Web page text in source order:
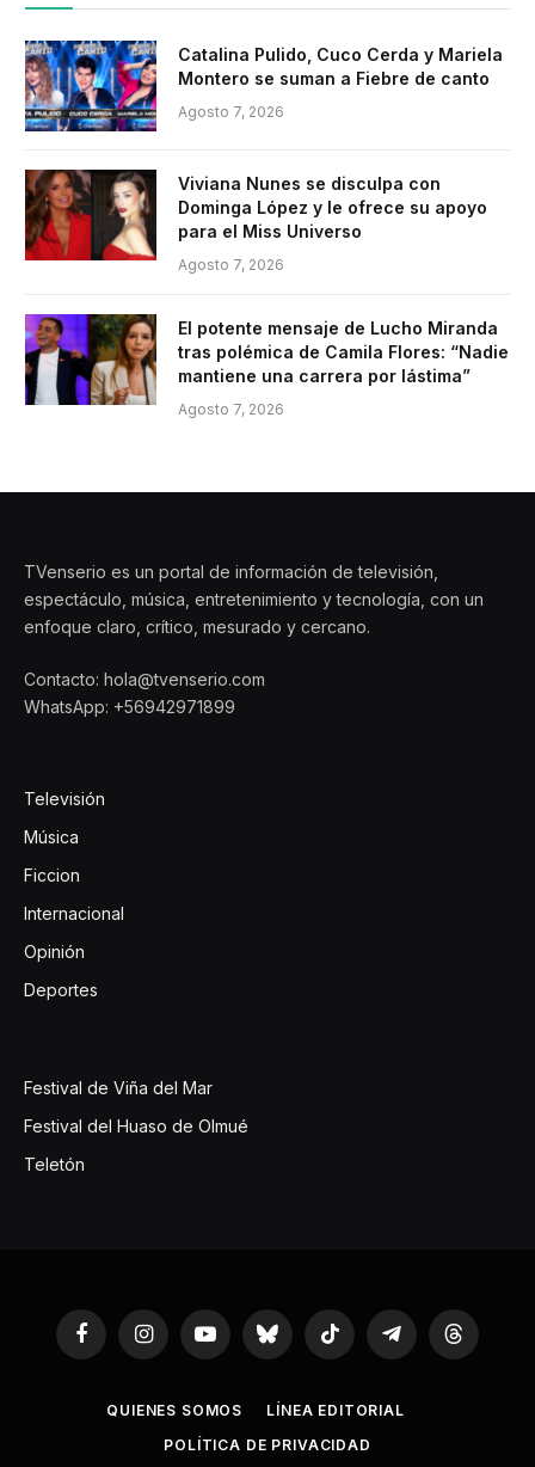
Catalina Pulido, Cuco Cerda y Mariela
Montero se suman a Fiebre de canto
Agosto 7, 2026
Viviana Nunes se disculpa con
Dominga López y le ofrece su apoyo
para el Miss Universo
Agosto 7, 2026
El potente mensaje de Lucho Miranda
tras polémica de Camila Flores: “Nadie
mantiene una carrera por lástima”
Agosto 7, 2026
TVenserio es un portal de información de televisión,
espectáculo, música, entretenimiento y tecnología, con un
enfoque claro, crítico, mesurado y cercano.
Contacto: hola@tvenserio.com
WhatsApp: +56942971899
Televisión
Música
Ficcion
Internacional
Opinión
Deportes
Festival de Viña del Mar
Festival del Huaso de Olmué
Teletón
FacebookInstagramYouTubeBluesky TikTok TelegramThreads
QUIENES SOMOS
LÍNEA EDITORIAL
POLÍTICA DE PRIVACIDAD